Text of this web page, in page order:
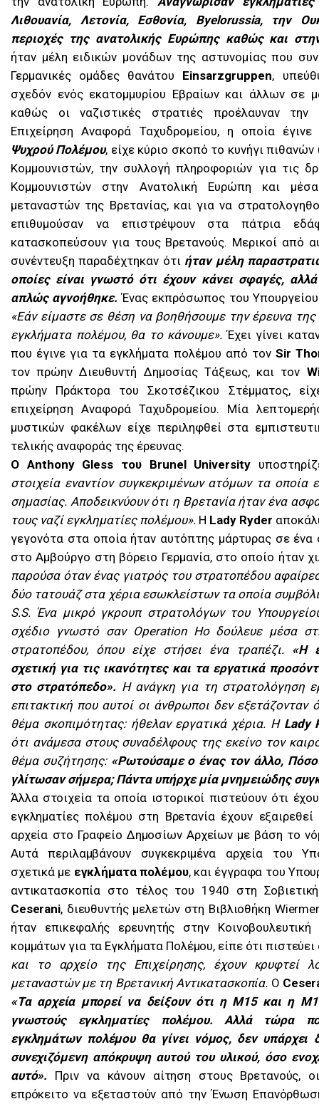
Λιθουανία, Λετονία, Εσθονία, Byelorussia, την
περιοχές της ανατολικής Ευρώπης καθώς και
ήταν μέλη ειδικών μονάδων της αστυνομίας που
Γερμανικές ομάδες θανάτου Einsarzgruppen,
σχεδόν ενός εκατομμυρίου Εβραίων και άλλων σε
καθώς οι ναζιστικές στρατιές προέλαυναν
Επιχείρηση Αναφορά Ταχυδρομείου, η οποία
Ψυχρού Πολέμου, είχε κύριο σκοπό το κυνήγι
Κομμουνιστών, την συλλογή πληροφοριών για τις
Κομμουνιστών στην Ανατολική Ευρώπη και
μεταναστών της Βρετανίας, και για να
επιθυμούσαν να επιστρέψουν στα πάτρια
κατασκοπεύσουν για τους Βρετανούς. Μερικοί από
συνέντευξη παραδέχτηκαν ότι ήταν μέλη
οποίες είναι γνωστό ότι έχουν κάνει σφαγές,
απλώς αγνοήθηκε. Ένας εκπρόσωπος του
«Εάν είμαστε σε θέση να βοηθήσουμε την έρευνα της
εγκλήματα πολέμου, θα το κάνουμε». Έχει γίνει
που έγινε για τα εγκλήματα πολέμου από τον Sir
τον πρώην Διευθυντή Δημοσίας Τάξεως, και τον
πρώην Πράκτορα του Σκοτσέζικου Στέμματος,
επιχείρηση Αναφορά Ταχυδρομείου. Μία
μυστικών φακέλων είχε περιληφθεί στα
τελικής αναφοράς της έρευνας.
Ο Anthony Gless του BrunelUniversity
στοιχεία εναντίον συγκεκριμένων ατόμων τα οποία
σημασίας. Αποδεικνύουν ότι η Βρετανία ήταν ένα
τους ναζί εγκληματίες πολέμου». Η Lady Ryder
γεγονότα στα οποία ήταν αυτόπτης μάρτυρας σε
στο Αμβούργο στη βόρειο Γερμανία, στο οποίο ήταν
παρούσα όταν ένας γιατρός του στρατοπέδου
δύο τατουάζ στα χέρια εσωκλείστων τα οποία
S.S. Ένα μικρό γκρουπ στρατολόγων του
σχέδιο γνωστό σαν Operation Ho δούλευε μέσα
στρατοπέδου, όπου είχε στήσει ένα τραπέζι. «Η
σχετική για τις ικανότητες και τα εργατικά
στο στρατόπεδο». Η ανάγκη για τη στρατολόγηση
επιτακτική που αυτοί οι άνθρωποι δεν
θέμα σκοπιμότητας: ήθελαν εργατικά χέρια. Η Lady
ότι ανάμεσα στους συναδέλφους της εκείνο τον
θέμα συζήτησης: «Ρωτούσαμε ο ένας τον άλλο, Πόσοι
γλίτωσαν σήμερα; Πάντα υπήρχε μία μνημειώδης
Άλλα στοιχεία τα οποία ιστορικοί πιστεύουν ότι
εγκληματίες πολέμου στη Βρετανία έχουν
αρχεία στο Γραφείο Δημοσίων Αρχείων με βάση το
Αυτά περιλαμβάνουν συγκεκριμένα αρχεία του
σχετικά με εγκλήματα πολέμου, και έγγραφα του
αντικατα­σκοπία στο τέλος του 1940 στη
Ceserani, διευθυ­ντής μελετών στη Βιβλιοθήκη
ήταν επικεφαλής ερευνητής στην
κομμάτων για τα Εγκλή­ματα Πολέμου, είπε ότι πιστεύει
και το αρχείο της Επιχείρησης, έχουν κρυφτεί
μεταναστών με τη Βρετανική Αντικατασκοπία. Ο
«Τα αρχεία μπορεί να δείξουν ότι η Μ15 και η
γνωστούς εγκληματίες πολέμου. Αλλά τώρα
εγκλημάτων πολέμου θα γίνει νόμος, δεν υπάρχει
συνεχιζόμενη απόκρυψη αυτού του υλικού, όσο
αυτό». Πριν να κάνουν αίτηση στους Βρετανούς,
επρόκειτο να εξεταστούν από την Ένωση